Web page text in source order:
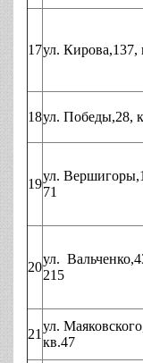
17ул. Кирова,137,
18ул. Победы,28,
19
ул.
71
20
ул.
215
21
ул.
кв.47